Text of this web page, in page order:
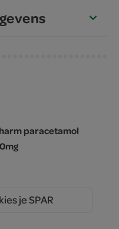
paracetamol
kies je SPAR